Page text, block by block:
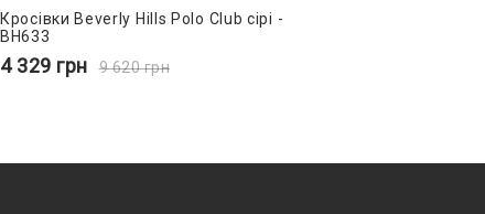
Кросівки Beverly Hills Polo Club сірі -
BH633
4 329 грн 9 620грн